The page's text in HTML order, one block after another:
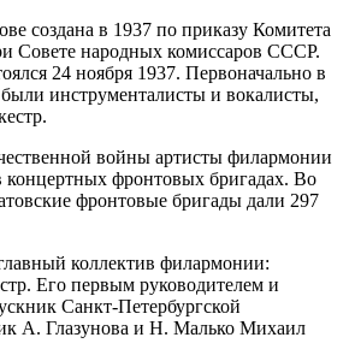
создана в 1937 по приказу Комитета
Совете народных комиссаров СССР.
24 ноября 1937. Первоначально в
инструменталисты и вокалисты,
войны артисты филармонии
концертных фронтовых бригадах. Во
фронтовые бригады дали 297
коллектив филармонии:
Его первым руководителем и
Санкт-Петербургской
А. Глазунова и Н. Малько Михаил